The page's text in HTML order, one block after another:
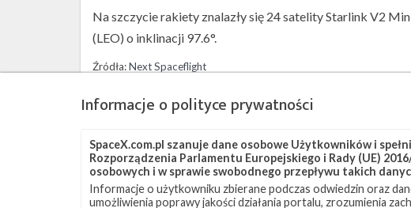
Na szczycie rakiety znalazły się 24 satelity Starlink V2
(LEO) o inklinacji 97.6°.
Źródła:Next Spaceflight
Szukaj po tematach
Informacje o polityce prywatności
SpaceX.com.pl szanuje dane osobowe Użytkowników i
Rozporządzenia Parlamentu Europejskiego i Rady (UE)
osobowych i w sprawie swobodnego przepływu takich
Informacje o użytkowniku zbierane podczas odwiedzin oraz
umożliwienia poprawy jakości działania portalu, zrozumienia